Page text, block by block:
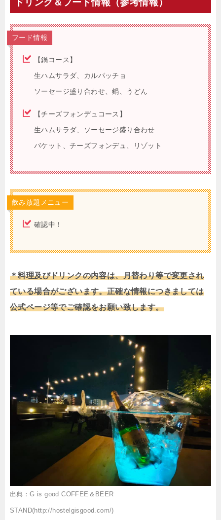
ドリンク＆フード情報（参考情報）
フード情報
【鍋コース】
生ハムサラダ、カルパッチョ
ソーセージ盛り合わせ、鍋、うどん
【チーズフォンデュコース】
生ハムサラダ、ソーセージ盛り合わせ
バケット、チーズフォンデュ、リゾット
飲み放題メニュー
確認中！
＊料理及びドリンクの内容は、月替わり等で変更され
ている場合がございます。正確な情報につきましては
公式ページ等でご確認をお願い致します。
出典：G is good COFFEE＆BEER
STAND(http://hostelgisgood.com/)